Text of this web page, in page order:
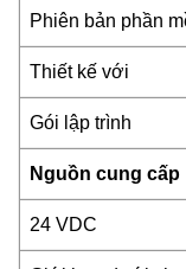
Phiên bản phần
Thiết kế với
Gói lập trình
Nguồn cung cấp
24 VDC